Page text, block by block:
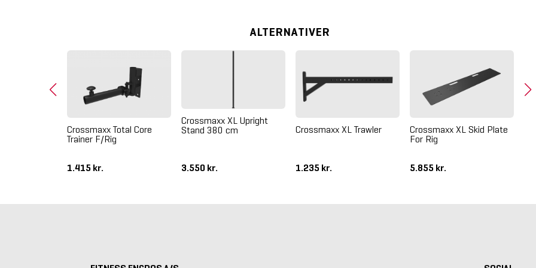
ALTERNATIVER
Crossmaxx Total Core
Trainer F/Rig
1.415 kr.
Crossmaxx XL Upright
Stand 380 cm
3.550 kr.
Crossmaxx XL Trawler
1.235 kr.
Crossmaxx XL Skid Plate
For Rig
5.855 kr.